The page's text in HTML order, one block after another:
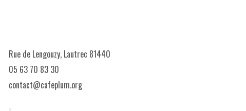
Rue de Lengouzy, Lautrec 81440
05 63 70 83 30
contact@cafeplum.org